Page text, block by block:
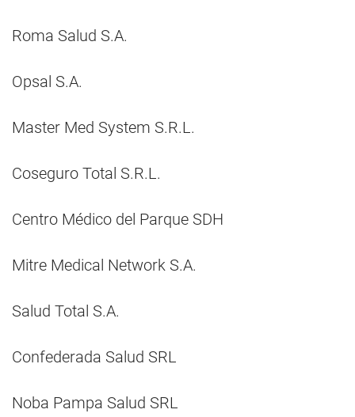
Roma Salud S.A.
Opsal S.A.
Master Med System S.R.L.
Coseguro Total S.R.L.
Centro Médico del Parque SDH
Mitre Medical Network S.A.
Salud Total S.A.
Confederada Salud SRL
Noba Pampa Salud SRL